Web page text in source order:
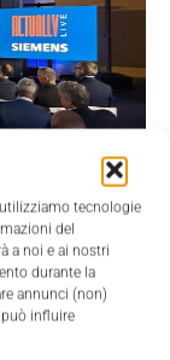
tecnologie
del
a noi e ai nostri
durante la
annunci (non)
influire
per